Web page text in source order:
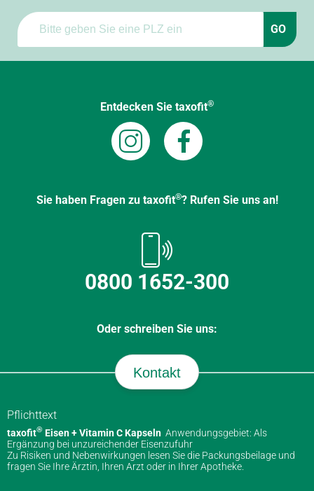
GO
Entdecken Sie taxofit®
Sie haben Fragen zu taxofit®? Rufen Sie uns an!
0800 1652-300
Oder schreiben Sie uns:
Kontakt
Pflichttext
taxofit® Eisen + Vitamin C Kapseln Anwendungsgebiet: Als
Ergänzung bei unzureichender Eisenzufuhr
Zu Risiken und Nebenwirkungen lesen Sie die Packungsbeilage und
fragen Sie Ihre Ärztin, Ihren Arzt oder in Ihrer Apotheke.